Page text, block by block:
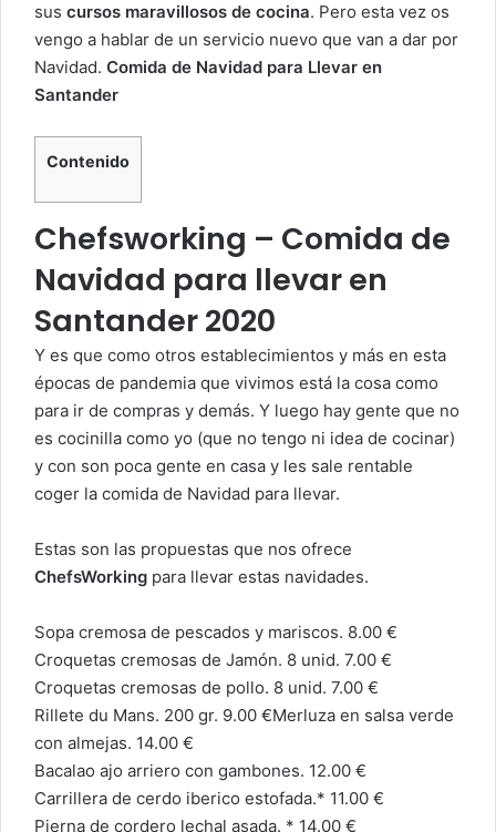
sus cursos maravillosos de cocina. Pero esta vez os
vengo a hablar de un servicio nuevo que van a dar por
Navidad. Comida de Navidad para Llevar en
Santander
Contenido
Chefsworking – Comida de
Navidad para llevar en
Santander 2020
Y es que como otros establecimientos y más en esta
épocas de pandemia que vivimos está la cosa como
para ir de compras y demás. Y luego hay gente que no
es cocinilla como yo (que no tengo ni idea de cocinar)
y con son poca gente en casa y les sale rentable
coger la comida de Navidad para llevar.
Estas son las propuestas que nos ofrece
ChefsWorking para llevar estas navidades.
Sopa cremosa de pescados y mariscos. 8.00 €
Croquetas cremosas de Jamón. 8 unid. 7.00 €
Croquetas cremosas de pollo. 8 unid. 7.00 €
Rillete du Mans. 200 gr. 9.00 €Merluza en salsa verde
con almejas. 14.00 €
Bacalao ajo arriero con gambones. 12.00 €
Carrillera de cerdo iberico estofada.* 11.00 €
Pierna de cordero lechal asada. * 14.00 €